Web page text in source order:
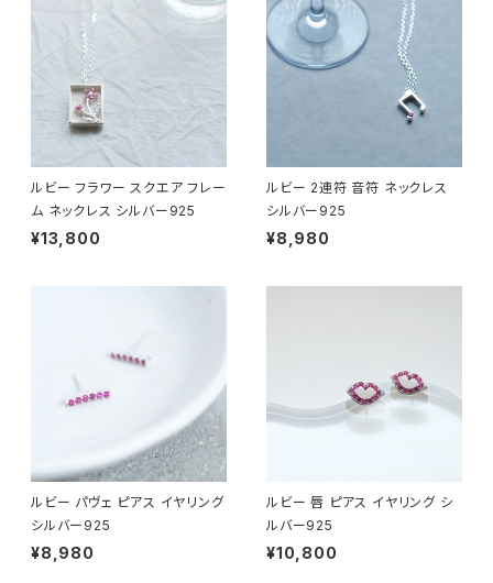
ルビー フラワー スクエア フレー
ム ネックレス シルバー925
¥13,800
ルビー 2連符 音符 ネックレス
シルバー925
¥8,980
ルビー パヴェ ピアス イヤリング
シルバー925
¥8,980
ルビー 唇 ピアス イヤリング シ
ルバー925
¥10,800